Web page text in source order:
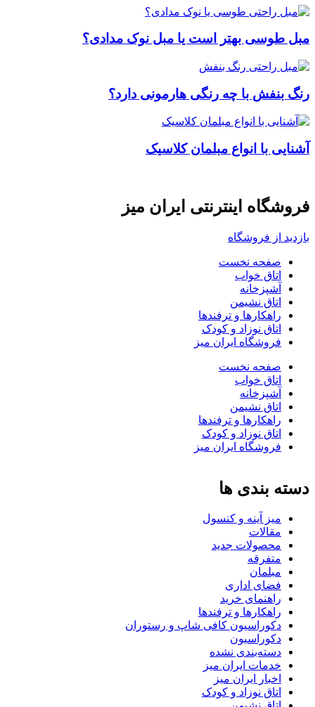
مبل طوسی بهتر است یا مبل نوک مدادی؟
رنگ بنفش با چه رنگی هارمونی دارد؟
آشنایی با انواع مبلمان کلاسیک
فروشگاه اینترنتی ایران میز
بازدید از فروشگاه
صفحه نخست
اتاق خواب
آشپزخانه
اتاق نشیمن
راهکارها و ترفندها
اتاق نوزاد و کودک
فروشگاه ایران میز
صفحه نخست
اتاق خواب
آشپزخانه
اتاق نشیمن
راهکارها و ترفندها
اتاق نوزاد و کودک
فروشگاه ایران میز
دسته بندی ها
میز آینه و کنسول
مقالات
محصولات جدید
متفرقه
مبلمان
فضای اداری
راهنمای خرید
راهکارها و ترفندها
دکوراسیون کافی شاپ و رستوران
دکوراسیون
دسته‌بندی نشده
خدمات ایران میز
اخبار ایران میز
اتاق نوزاد و کودک